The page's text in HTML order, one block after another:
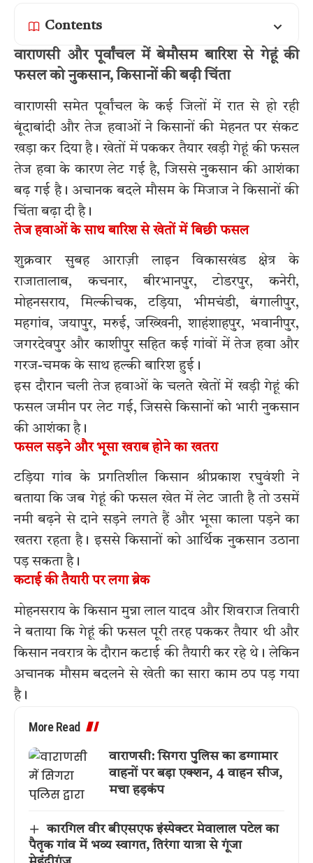
Contents
वाराणसी और पूर्वांचल में बेमौसम बारिश से गेहूं की
फसल को नुकसान, किसानों की बढ़ी चिंता
वाराणसी समेत पूर्वांचल के कई जिलों में रात से हो रही
बूंदाबांदी और तेज हवाओं ने किसानों की मेहनत पर संकट
खड़ा कर दिया है। खेतों में पककर तैयार खड़ी गेहूं की फसल
तेज हवा के कारण लेट गई है, जिससे नुकसान की आशंका
बढ़ गई है। अचानक बदले मौसम के मिजाज ने किसानों की
चिंता बढ़ा दी है।
तेज हवाओं के साथ बारिश से खेतों में बिछी फसल
शुक्रवार सुबह आराज़ी लाइन विकासखंड क्षेत्र के
राजातालाब, कचनार, बीरभानपुर, टोडरपुर, कनेरी,
मोहनसराय, मिल्कीचक, टड़िया, भीमचंडी, बंगालीपुर,
महगांव, जयापुर, मरुई, जख्खिनी, शाहंशाहपुर, भवानीपुर,
जगरदेवपुर और काशीपुर सहित कई गांवों में तेज हवा और
गरज-चमक के साथ हल्की बारिश हुई।
इस दौरान चली तेज हवाओं के चलते खेतों में खड़ी गेहूं की
फसल जमीन पर लेट गई, जिससे किसानों को भारी नुकसान
की आशंका है।
फसल सड़ने और भूसा खराब होने का खतरा
टड़िया गांव के प्रगतिशील किसान श्रीप्रकाश रघुवंशी ने
बताया कि जब गेहूं की फसल खेत में लेट जाती है तो उसमें
नमी बढ़ने से दाने सड़ने लगते हैं और भूसा काला पड़ने का
खतरा रहता है। इससे किसानों को आर्थिक नुकसान उठाना
पड़ सकता है।
कटाई की तैयारी पर लगा ब्रेक
मोहनसराय के किसान मुन्ना लाल यादव और शिवराज तिवारी
ने बताया कि गेहूं की फसल पूरी तरह पककर तैयार थी और
किसान नवरात्र के दौरान कटाई की तैयारी कर रहे थे। लेकिन
अचानक मौसम बदलने से खेती का सारा काम ठप पड़ गया
है।
More Read
वाराणसी: सिगरा पुलिस का डग्गामार
वाहनों पर बड़ा एक्शन, 4 वाहन सीज,
मचा हड़कंप
कारगिल वीर बीएसएफ इंस्पेक्टर मेवालाल पटेल का
पैतृक गांव में भव्य स्वागत, तिरंगा यात्रा से गूंजा